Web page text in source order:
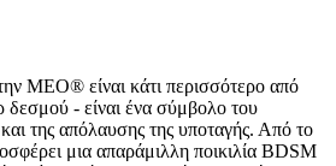
MEO® είναι κάτι περισσότερο από
δεσμού - είναι ένα σύμβολο του
της απόλαυσης της υποταγής. Από το
μια απαράμιλλη ποικιλία BDSM